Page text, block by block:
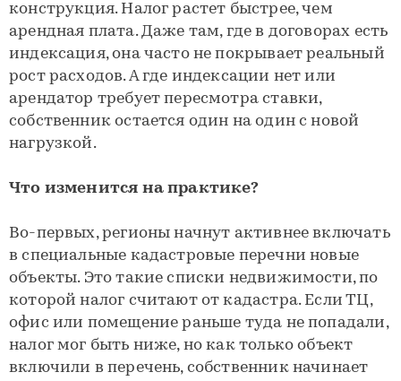
конструкция. Налог растет быстрее, чем
арендная плата. Даже там, где в договорах есть
индексация, она часто не покрывает реальный
рост расходов. А где индексации нет или
арендатор требует пересмотра ставки,
собственник остается один на один с новой
нагрузкой.
Что изменится на практике?
Во-первых, регионы начнут активнее включать
в специальные кадастровые перечни новые
объекты. Это такие списки недвижимости, по
которой налог считают от кадастра. Если ТЦ,
офис или помещение раньше туда не попадали,
налог мог быть ниже, но как только объект
включили в перечень, собственник начинает